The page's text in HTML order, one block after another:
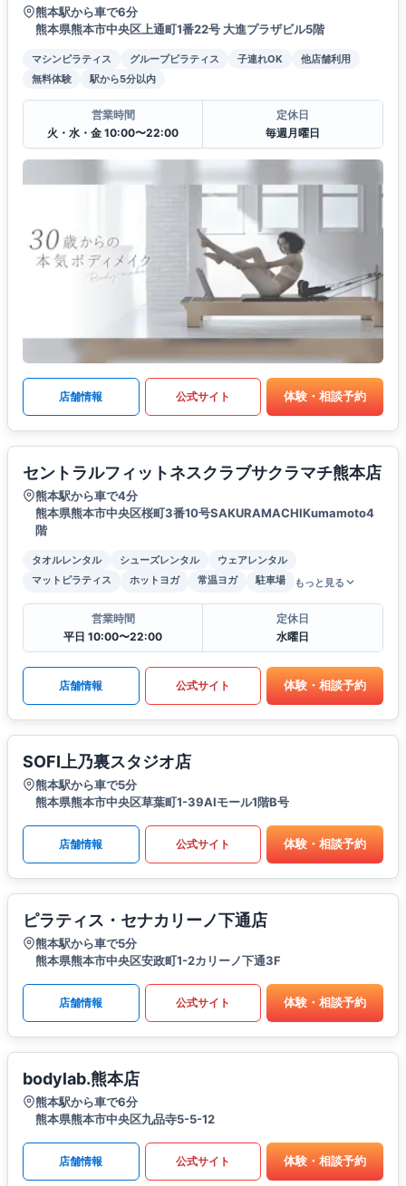
熊本駅から車で6分
熊本県熊本市中央区上通町1番22号 大進プラザビル5階
マシンピラティス グループピラティス 子連れOK
他店舗利用
無料体験
駅から5分以内
営業時間
火・水・金 10:00〜22:00
定休日
毎週月曜日
店舗情報 公式サイト 体験・相談予約
セントラルフィットネスクラブサクラマチ熊本店
熊本駅から車で4分
熊本県熊本市中央区桜町3番10号SAKURAMACHIKumamoto4
階
タオルレンタル シューズレンタル
ウェアレンタル
マットピラティス
ホットヨガ 常温ヨガ 駐車場 もっと見る
営業時間
平日 10:00〜22:00
定休日
水曜日
店舗情報 公式サイト 体験・相談予約
SOFI上乃裏スタジオ店
熊本駅から車で5分
熊本県熊本市中央区草葉町1-39AIモール1階B号
店舗情報 公式サイト 体験・相談予約
ピラティス・セナカリーノ下通店
熊本駅から車で5分
熊本県熊本市中央区安政町1-2カリーノ下通3F
店舗情報 公式サイト 体験・相談予約
bodylab.熊本店
熊本駅から車で6分
熊本県熊本市中央区九品寺5-5-12
店舗情報 公式サイト 体験・相談予約